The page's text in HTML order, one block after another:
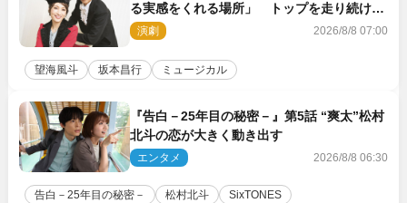
る実感をくれる場所」 トップを走り続ける
原動力を語る
演劇 2026/8/8 07:00
望海風斗 坂本昌行 ミュージカル
『告白－25年目の秘密－』第5話 “爽太”松村
北斗の恋が大きく動き出す
エンタメ 2026/8/8 06:30
告白－25年目の秘密－ 松村北斗 SixTONES